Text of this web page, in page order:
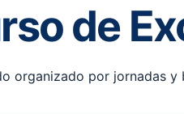
de
organizado por jornadas y